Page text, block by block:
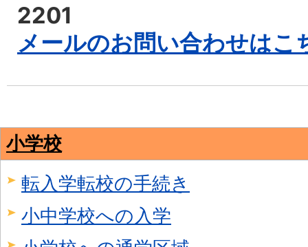
2201
メールのお問い合わせはこ
小学校
転入学転校の手続き
小中学校への入学